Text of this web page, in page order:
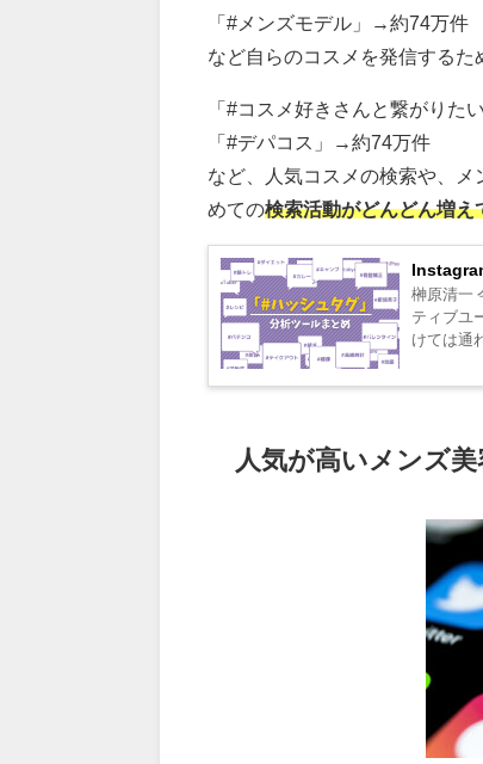
「#メンズモデル」→約74万件
など自らのコスメを発信するた
「#コスメ好きさんと繋がりた
「#デパコス」→約74万件
など、人気コスメの検索や、
めての検索活動がどんどん増え
榊原清一
ティブユ
けては通
人気が高いメンズ